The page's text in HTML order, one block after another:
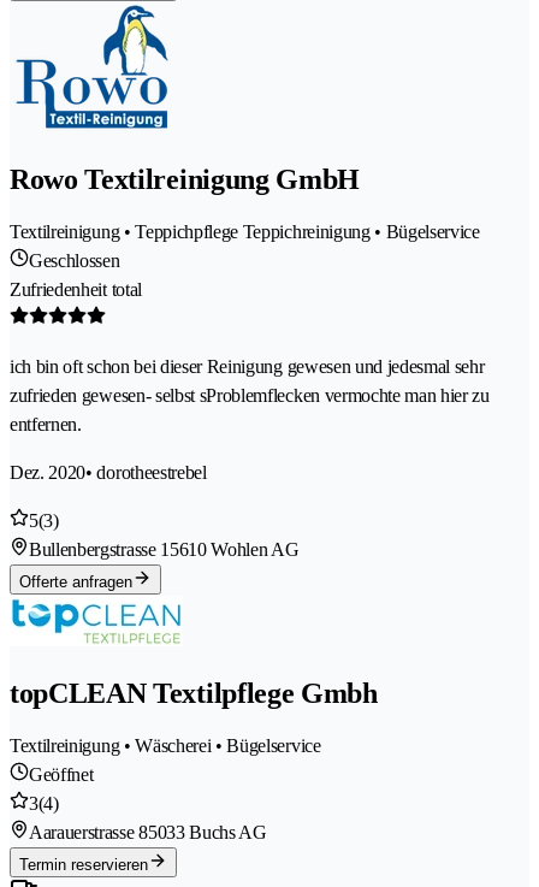
Rowo Textilreinigung GmbH
Textilreinigung • Teppichpflege Teppichreinigung • Bügelservice
Geschlossen
Zufriedenheit total
ich bin oft schon bei dieser Reinigung gewesen und jedesmal sehr
zufrieden gewesen- selbst sProblemflecken vermochte man hier zu
entfernen.
Dez. 2020• dorotheestrebel
5(3)
Bullenbergstrasse 1 5610 Wohlen AG
Offerte anfragen
topCLEAN Textilpflege Gmbh
Textilreinigung • Wäscherei • Bügelservice
Geöffnet
3(4)
Aarauerstrasse 85033 Buchs AG
Termin reservieren